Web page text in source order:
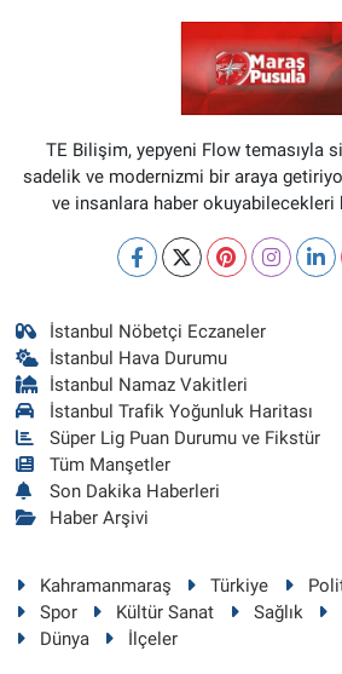
TE Bilişim, yepyeni Flow temasıyla
sadelik ve modernizmi bir araya
ve insanlara haber okuyabilecekleri
İstanbul Nöbetçi Eczaneler
İstanbul Hava Durumu
İstanbul Namaz Vakitleri
İstanbul Trafik Yoğunluk Haritası
Süper Lig Puan Durumu ve Fikstür
Tüm Manşetler
Son Dakika Haberleri
Haber Arşivi
Kahramanmaraş Türkiye
Spor
Kültür Sanat Sağlık
Dünya
İlçeler